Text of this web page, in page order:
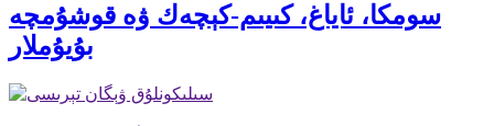
سومكا، ئاياغ، كىيىم-كېچەك ۋە قوشۇمچە
بۇيۇملار